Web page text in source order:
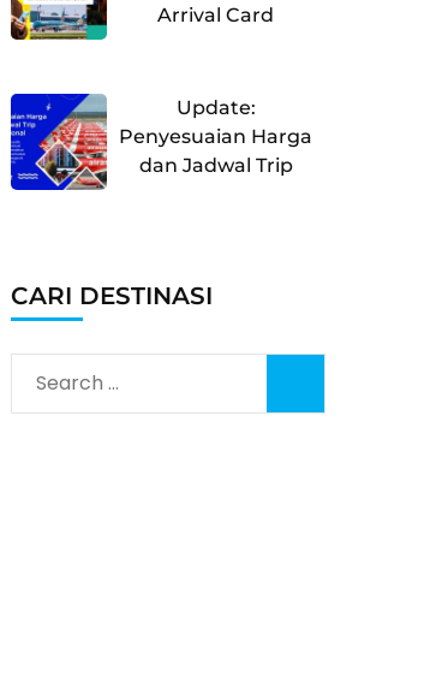
Arrival Card
Update:
Penyesuaian Harga
dan Jadwal Trip
CARI DESTINASI
Search
for: